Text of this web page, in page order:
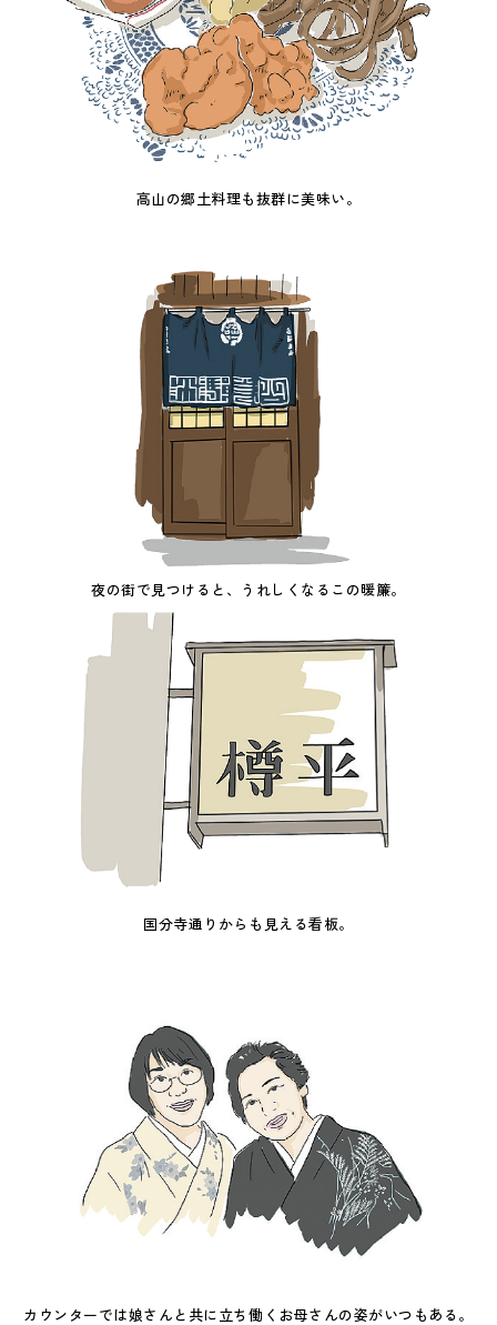
高山の郷土料理も抜群に美味い。
夜の街で見つけると、うれしくなるこの暖簾。
国分寺通りからも見える看板。
カウンターでは娘さんと共に立ち働くお母さんの姿がいつもある。